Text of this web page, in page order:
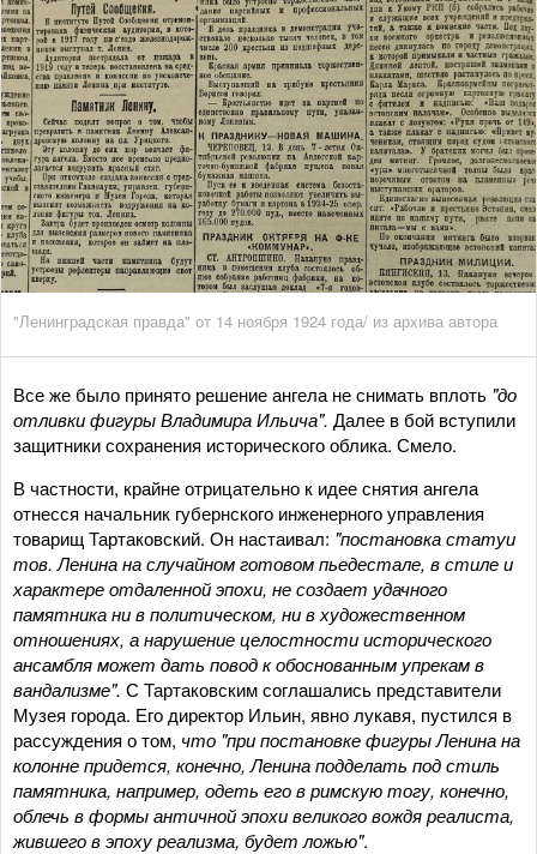
"Ленинградская правда" от 14 ноября 1924 года/ из архива автора
Все же было принято решение ангела не снимать вплоть "до
отливки фигуры Владимира Ильича". Далее в бой вступили
защитники сохранения исторического облика. Смело.
В частности, крайне отрицательно к идее снятия ангела
отнесся начальник губернского инженерного управления
товарищ Тартаковский. Он настаивал: "постановка статуи
тов. Ленина на случайном готовом пьедестале, в стиле и
характере отдаленной эпохи, не создает удачного
памятника ни в политическом, ни в художественном
отношениях, а нарушение целостности исторического
ансамбля может дать повод к обоснованным упрекам в
вандализме". С Тартаковским соглашались представители
Музея города. Его директор Ильин, явно лукавя, пустился в
рассуждения о том, что "при постановке фигуры Ленина на
колонне придется, конечно, Ленина подделать под стиль
памятника, например, одеть его в римскую тогу, конечно,
облечь в формы античной эпохи великого вождя реалиста,
жившего в эпоху реализма, будет ложью".